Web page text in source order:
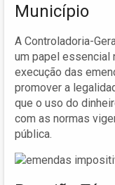
Município
A Controladoria-
um papel essencial
execução das
promover a
que o uso do
com as normas
pública.